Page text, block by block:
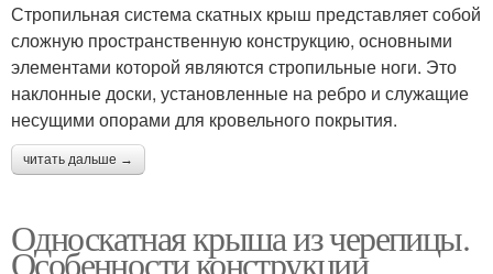
Стропильная система скатных крыш представляет собой
сложную пространственную конструкцию, основными
элементами которой являются стропильные ноги. Это
наклонные доски, установленные на ребро и служащие
несущими опорами для кровельного покрытия.
читать дальше →
Односкатная крыша из черепицы.
Особенности конструкции